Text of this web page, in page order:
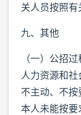
关人员按照有
九、其他
（一）公招
人力资源和
不主动、不
本人未能按要